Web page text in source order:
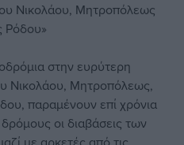
Νικολάου, Μητροπόλεως
Ρόδου»
στην ευρύτερη
Νικολάου, Μητροπόλεως,
παραμένουν επί χρόνια
οι διαβάσεις των